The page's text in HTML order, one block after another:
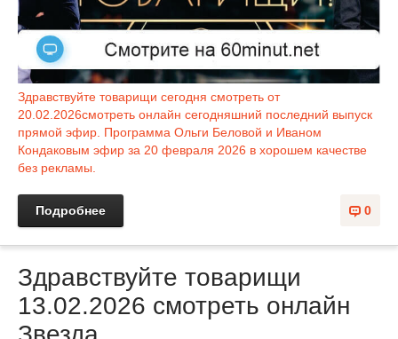
Здравствуйте товарищи сегодня смотреть от
20.02.2026смотреть онлайн сегодняшний последний выпуск
прямой эфир. Программа Ольги Беловой и Иваном
Кондаковым эфир за 20 февраля 2026 в хорошем качестве
без рекламы.
0
Подробнее
Здравствуйте товарищи
13.02.2026 смотреть онлайн